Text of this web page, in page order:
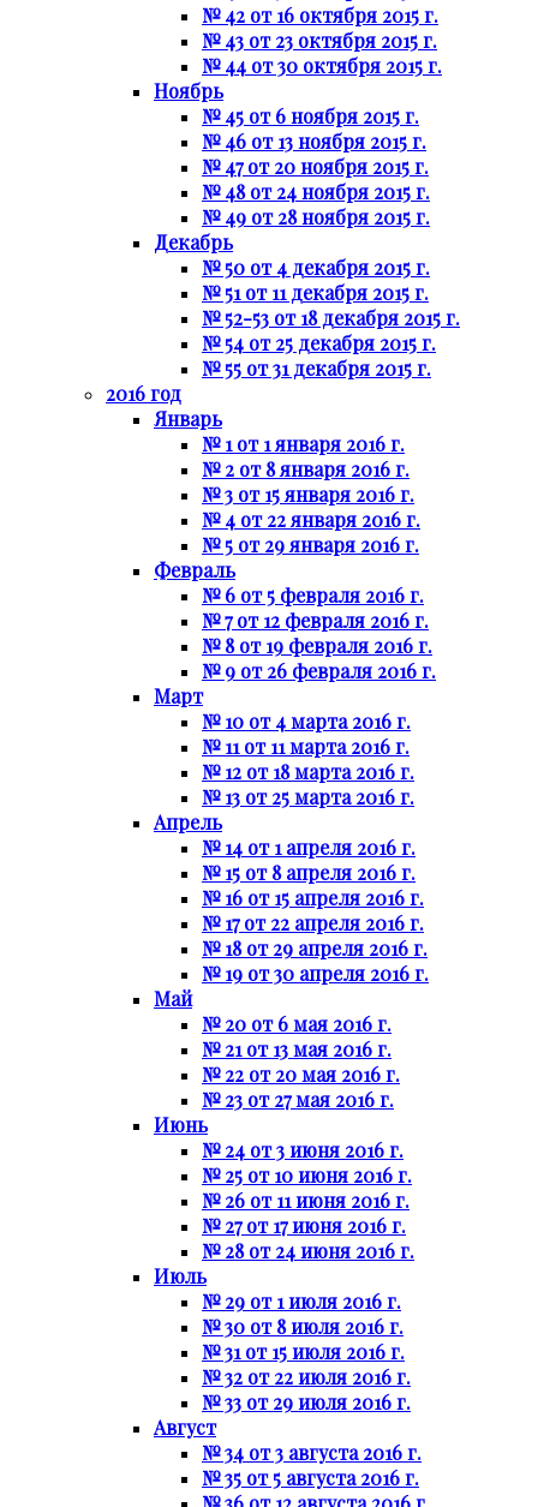
№ 42 от 16 октября 2015 г.
№ 43 от 23 октября 2015 г.
№ 44 от 30 октября 2015 г.
Ноябрь
№ 45 от 6 ноября 2015 г.
№ 46 от 13 ноября 2015 г.
№ 47 от 20 ноября 2015 г.
№ 48 от 24 ноября 2015 г.
№ 49 от 28 ноября 2015 г.
Декабрь
№ 50 от 4 декабря 2015 г.
№ 51 от 11 декабря 2015 г.
№ 52-53 от 18 декабря 2015 г.
№ 54 от 25 декабря 2015 г.
№ 55 от 31 декабря 2015 г.
2016 год
Январь
№ 1 от 1 января 2016 г.
№ 2 от 8 января 2016 г.
№ 3 от 15 января 2016 г.
№ 4 от 22 января 2016 г.
№ 5 от 29 января 2016 г.
Февраль
№ 6 от 5 февраля 2016 г.
№ 7 от 12 февраля 2016 г.
№ 8 от 19 февраля 2016 г.
№ 9 от 26 февраля 2016 г.
Март
№ 10 от 4 марта 2016 г.
№ 11 от 11 марта 2016 г.
№ 12 от 18 марта 2016 г.
№ 13 от 25 марта 2016 г.
Апрель
№ 14 от 1 апреля 2016 г.
№ 15 от 8 апреля 2016 г.
№ 16 от 15 апреля 2016 г.
№ 17 от 22 апреля 2016 г.
№ 18 от 29 апреля 2016 г.
№ 19 от 30 апреля 2016 г.
Май
№ 20 от 6 мая 2016 г.
№ 21 от 13 мая 2016 г.
№ 22 от 20 мая 2016 г.
№ 23 от 27 мая 2016 г.
Июнь
№ 24 от 3 июня 2016 г.
№ 25 от 10 июня 2016 г.
№ 26 от 11 июня 2016 г.
№ 27 от 17 июня 2016 г.
№ 28 от 24 июня 2016 г.
Июль
№ 29 от 1 июля 2016 г.
№ 30 от 8 июля 2016 г.
№ 31 от 15 июля 2016 г.
№ 32 от 22 июля 2016 г.
№ 33 от 29 июля 2016 г.
Август
№ 34 от 3 августа 2016 г.
№ 35 от 5 августа 2016 г.